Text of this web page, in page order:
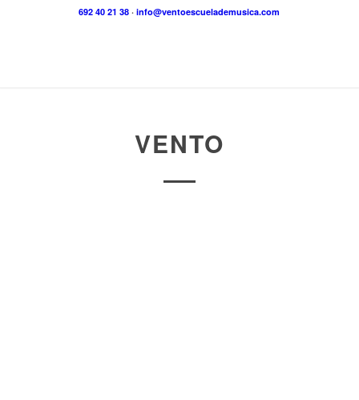
692 40 21 38 ·info@ventoescuelademusica.com
VENTO